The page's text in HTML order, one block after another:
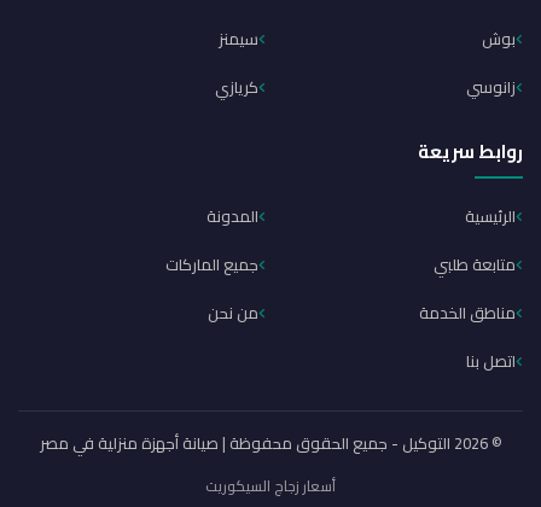
بوش
سيمنز
زانوسي
كريازي
روابط سريعة
الرئيسية
المدونة
متابعة طلبي
جميع الماركات
مناطق الخدمة
من نحن
اتصل بنا
© 2026 التوكيل - جميع الحقوق محفوظة | صيانة أجهزة منزلية في مصر
أسعار زجاج السيكوريت